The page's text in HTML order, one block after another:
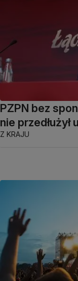
PZPN bez
nie przedłużył
Z KRAJU